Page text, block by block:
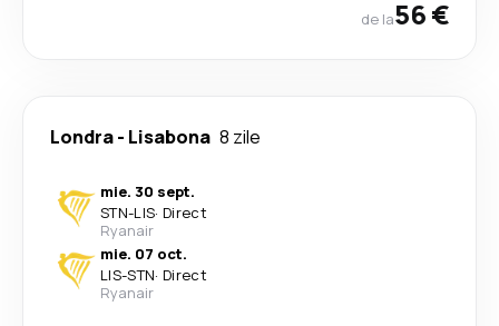
de la56 €
Londra- Lisabona 8 zile
mie. 30 sept.
STN-LIS· Direct
Ryanair
mie. 07 oct.
LIS-STN· Direct
Ryanair